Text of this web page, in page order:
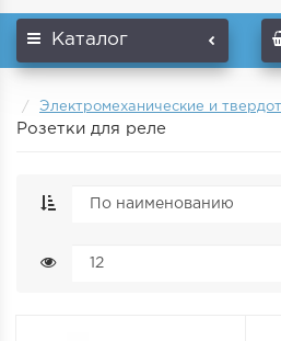
Каталог
Электромеханические и
Розетки для реле